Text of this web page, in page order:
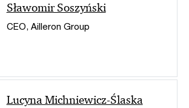
Sławomir Soszyński
CEO, Ailleron Group
Lucyna Michniewicz-Ślaska